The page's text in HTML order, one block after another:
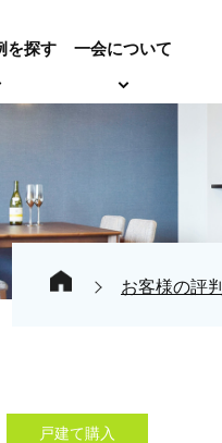
を探す 一会について
お客様の評判
戸建て購入